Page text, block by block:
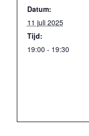
Datum:
11 juli 2025
Tijd:
19:00 - 19:30